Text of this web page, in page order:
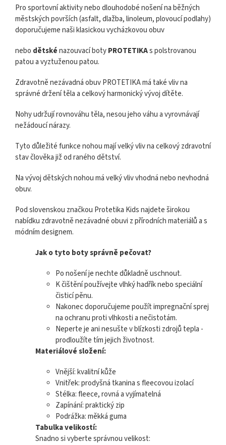
Pro sportovní aktivity nebo dlouhodobé nošení na běžných
městských površích (asfalt, dlažba, linoleum, plovoucí podlahy)
doporučujeme naši klasickou vycházkovou obuv
nebo dětskénazouvací botyPROTETIKAs polstrovanou
patou a vyztuženou patou.
Zdravotně nezávadná obuv PROTETIKA má také vliv na
správné držení těla a celkový harmonický vývoj dítěte.
Nohy udržují rovnováhu těla, nesou jeho váhu a vyrovnávají
nežádoucí nárazy.
Tyto důležité funkce nohou mají velký vliv na celkový zdravotní
stav člověka již od raného dětství.
Na vývoj dětských nohou má velký vliv vhodná nebo nevhodná
obuv.
Pod slovenskou značkou Protetika Kids najdete širokou
nabídku zdravotně nezávadné obuvi z přírodních materiálů a s
módním designem.
Jak o tyto boty správně pečovat?
Po nošení je nechte důkladně uschnout.
K čištění používejte vlhký hadřík nebo speciální
čisticí pěnu.
Nakonec doporučujeme použít impregnační sprej
na ochranu proti vlhkosti a nečistotám.
Neperte je ani nesušte v blízkosti zdrojů tepla -
prodloužíte tím jejich životnost.
Materiálové složení:
Vnější: kvalitní kůže
Vnitřek: prodyšná tkanina s fleecovou izolací
Stélka: fleece, rovná a vyjímatelná
Zapínání: praktický zip
Podrážka: měkká guma
Tabulka velikostí:
Snadno si vyberte správnou velikost: